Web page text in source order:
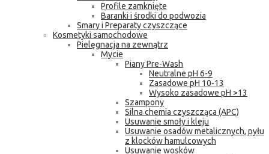
Profile zamknięte
Baranki i środki do podwozia
Smary i Preparaty czyszczące
Kosmetyki samochodowe
Pielęgnacja na zewnątrz
Mycie
Piany Pre-Wash
Neutralne pH 6-9
Zasadowe pH 10-13
Wysoko zasadowe pH >13
Szampony
Silna chemia czyszcząca (APC)
Usuwanie smoły i kleju
Usuwanie osadów metalicznych, pyłu
z klocków hamulcowych
Usuwanie wosków